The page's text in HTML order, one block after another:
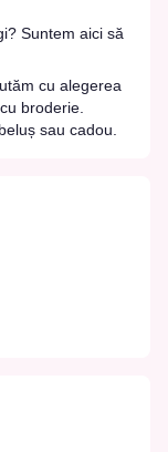
Suntem aici să
cu alegerea
broderie.
sau cadou.